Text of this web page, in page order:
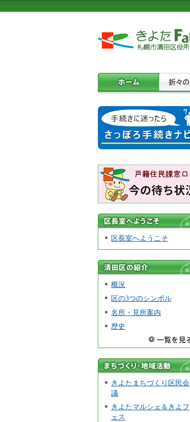
区長室へよ
うこそ
区長室へようこそ
清田区の
紹介
概況
区の3つのシンボル
名所・見所案内
歴史
まちづく
り・地域活動
きよたまちづくり区民会
議
きよたマルシェ＆きよフ
ェス